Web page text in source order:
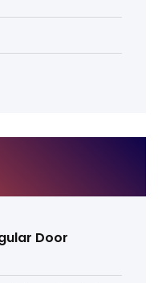
Door